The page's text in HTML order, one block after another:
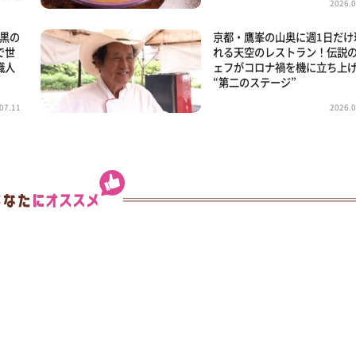
の
世
人
京都・鷹峯の山奥に週1日だけ
れる天空のレストラン！伝説
ェフがコロナ禍を機に立ち上
“第二のステージ”